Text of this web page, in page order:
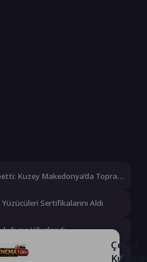
Kuzey Makedonya’da Toprağa
Sertifikalarını Aldı
Uğurlandı
üniversite tercih danışmanlığı
Çerez